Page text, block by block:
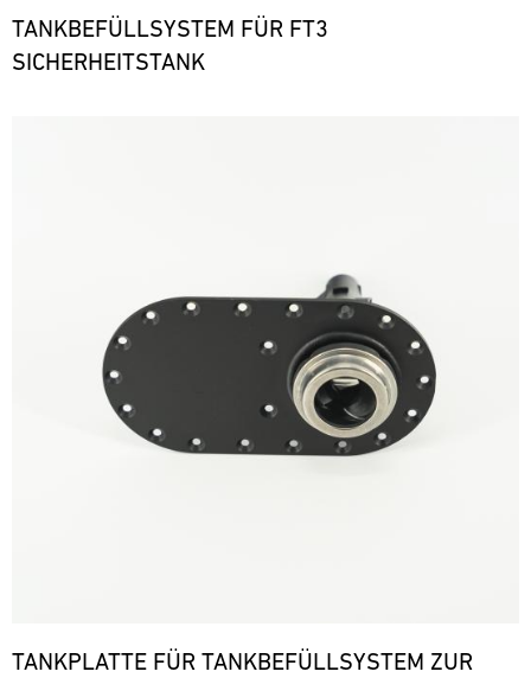
TANKBEFÜLLSYSTEM FÜR FT3
SICHERHEITSTANK
TANKPLATTE FÜR TANKBEFÜLLSYSTEM ZUR